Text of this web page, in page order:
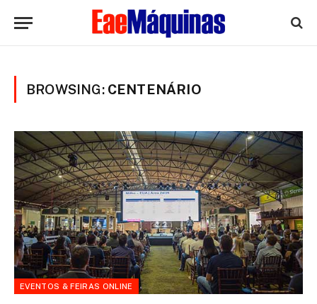
BROWSING: CENTENÁRIO
EVENTOS & FEIRAS ONLINE